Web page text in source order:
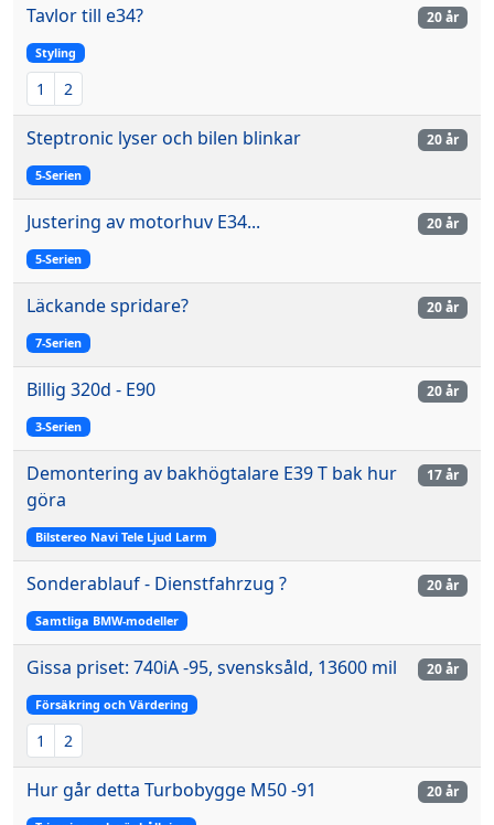
Tavlor till e34?
Styling
1 2
20 år
Steptronic lyser och bilen blinkar
5-Serien
20 år
Justering av motorhuv E34...
5-Serien
20 år
Läckande spridare?
7-Serien
20 år
Billig 320d - E90
3-Serien
20 år
Demontering av bakhögtalare E39 T bak hur
göra
Bilstereo Navi Tele Ljud Larm
17 år
Sonderablauf - Dienstfahrzug ?
Samtliga BMW-modeller
20 år
Gissa priset: 740iA -95, svensksåld, 13600 mil
Försäkring och Värdering
1 2
20 år
Hur går detta Turbobygge M50 -91 20 år